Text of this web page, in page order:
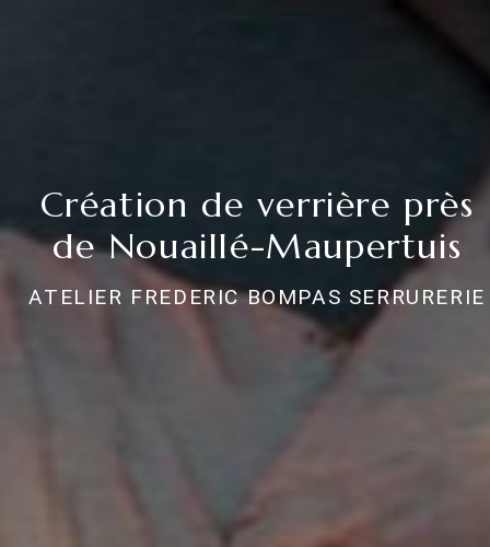
Création de verrière près
de Nouaillé-Maupertuis
ATELIER FREDERIC BOMPAS SERRURERIE